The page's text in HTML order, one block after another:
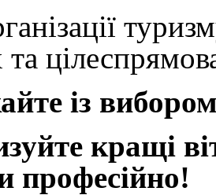
та
із
кращі
професійно!